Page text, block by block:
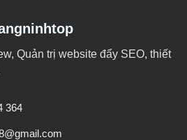
Quản trị website đẩy SEO, thiết
364